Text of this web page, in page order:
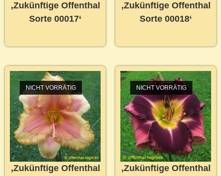
‚Zukünftige Offenthal
Sorte 00017‘
‚Zukünftige Offenthal
Sorte 00018‘
NICHT VORRÄTIG
‚Zukünftige Offenthal
NICHT VORRÄTIG
‚Zukünftige Offenthal